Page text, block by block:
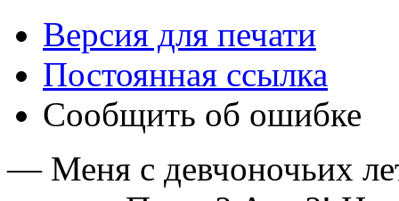
Версия для печати
Постоянная ссылка
Сообщить об ошибке
— Меня с девчоночьих